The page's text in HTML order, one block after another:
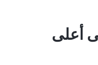
أعلى